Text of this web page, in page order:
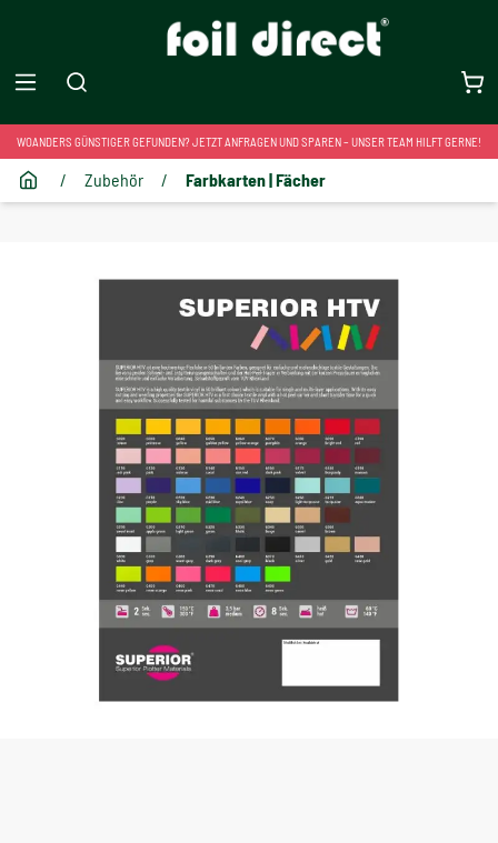
WOANDERS GÜNSTIGER GEFUNDEN? JETZT ANFRAGEN UND SPAREN – UNSER TEAM HILFT GERNE!
/ Zubehör / Farbkarten | Fächer